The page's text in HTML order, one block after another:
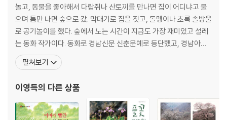
놀고, 동물을 좋아해서 다람쥐나 산토끼를 만나면 집이 어디냐고 물
으며 틈만 나면 숲으로 갔. 막대기로 집을 짓고, 돌멩이나 초록 솔방울
로 공기놀이를 했다. 숲에서 노는 시간이 지금도 가장 재미있고 설레
는 동화 작가이다. 동화로 경남신문 신춘문예로 등단했고, 경남아동
문학상, 청소년도서저작상, 한국안데르센상을 받았다. 그림책 『오리
할머니와 말하는 알』, 『강마을 아기 너구리』, 동화책 『할머니 집에
야』, 자연을 담은 책 『풀꽃 이야기 도감』,
펼쳐보기
이영득의 다른 상품